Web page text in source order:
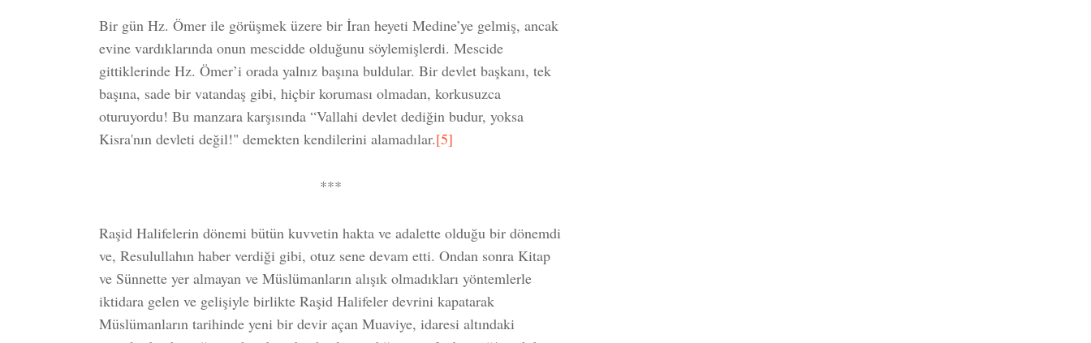
Bir gün Hz. Ömer ile görüşmek üzere bir İran heyeti Medine’ye gelmiş, ancak
evine vardıklarında onun mescidde olduğunu söylemişlerdi. Mescide
gittiklerinde Hz. Ömer’i orada yalnız başına buldular. Bir devlet başkanı, tek
başına, sade bir vatandaş gibi, hiçbir koruması olmadan, korkusuzca
oturuyordu! Bu manzara karşısında “Vallahi devlet dediğin budur, yoksa
Kisra'nın devleti değil!" demekten kendilerini alamadılar.[5]
***
Raşid Halifelerin dönemi bütün kuvvetin hakta ve adalette olduğu bir dönemdi
ve, Resulullahın haber verdiği gibi, otuz sene devam etti. Ondan sonra Kitap
ve Sünnette yer almayan ve Müslümanların alışık olmadıkları yöntemlerle
iktidara gelen ve gelişiyle birlikte Raşid Halifeler devrini kapatarak
Müslümanların tarihinde yeni bir devir açan Muaviye, idaresi altındaki